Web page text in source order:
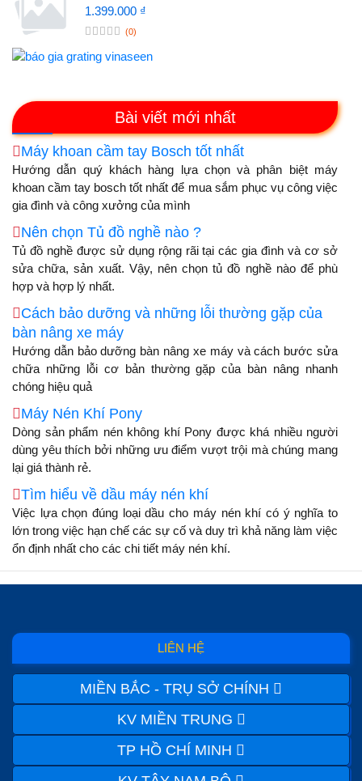
1.399.000 ₫
(0)
Bài viết mới nhất
Máy khoan cầm tay Bosch tốt nhất
Hướng dẫn quý khách hàng lựa chọn và phân biệt máy
khoan cầm tay bosch tốt nhất để mua sắm phục vụ công việc
gia đình và công xưởng của mình
Nên chọn Tủ đồ nghề nào ?
Tủ đồ nghề được sử dụng rộng rãi tại các gia đình và cơ sở
sửa chữa, sản xuất. Vậy, nên chọn tủ đồ nghề nào để phù
hợp và hợp lý nhất.
Cách bảo dưỡng và những lỗi thường gặp của
bàn nâng xe máy
Hướng dẫn bảo dưỡng bàn nâng xe máy và cách bước sửa
chữa những lỗi cơ bản thường gặp của bàn nâng nhanh
chóng hiệu quả
Máy Nén Khí Pony
Dòng sản phẩm nén không khí Pony được khá nhiều người
dùng yêu thích bởi những ưu điểm vượt trội mà chúng mang
lại giá thành rẻ.
Tìm hiểu về dầu máy nén khí
Việc lựa chọn đúng loại dầu cho máy nén khí có ý nghĩa to
lớn trong việc hạn chế các sự cố và duy trì khả năng làm việc
ổn định nhất cho các chi tiết máy nén khí.
LIÊN HỆ
MIỀN BẮC - TRỤ SỞ CHÍNH
KV MIỀN TRUNG
TP HỒ CHÍ MINH